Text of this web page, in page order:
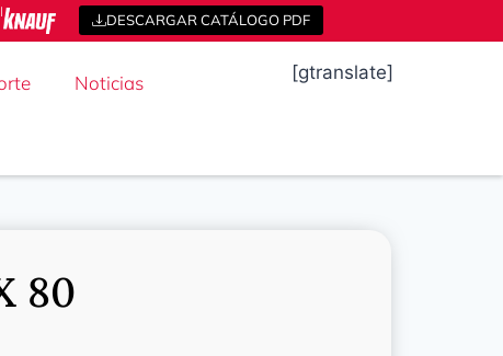
DESCARGAR CATÁLOGO PDF
Noticias [gtranslate]
80